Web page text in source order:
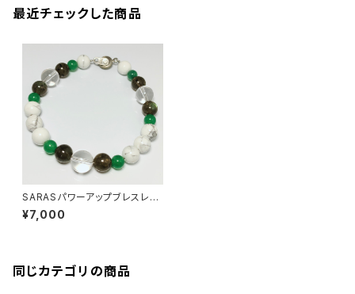
最近チェックした商品
SARASパワーアップブレスレッ
ト
¥7,000
同じカテゴリの商品